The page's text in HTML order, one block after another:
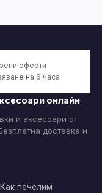
оферти
на 6 часа
онлайн
и аксесоари от
доставка и
Как печелим